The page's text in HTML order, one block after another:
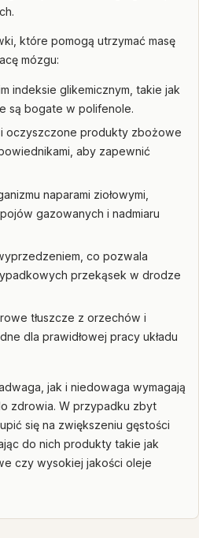
które pomogą utrzymać masę
mózgu:
indeksie glikemicznym, takie jak
są bogate w polifenole.
i oczyszczone produkty zbożowe
aby zapewnić
naparami ziołowymi,
gazowanych i nadmiaru
co pozwala
przekąsek w drodze
tłuszcze z orzechów i
dla prawidłowej pracy układu
jak i niedowaga wymagają
zdrowia. W przypadku zbyt
się na zwiększeniu gęstości
do nich produkty takie jak
czy wysokiej jakości oleje